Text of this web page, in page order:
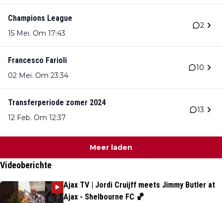
Champions League
15 Mei. Om 17:43
2
Francesco Farioli
02 Mei. Om 23:34
10
Transferperiode zomer 2024
12 Feb. Om 12:37
13
Meer laden
Videoberichte
Ajax TV | Jordi Cruijff meets Jimmy Butler at
Ajax - Shelbourne FC 🏀